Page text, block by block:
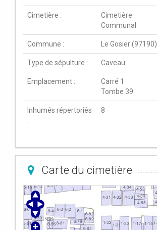
Cimetière :
Cimetière
Communal
Commune : Le Gosier (97190)
Type de sépulture : Caveau
Emplacement :
Carré 1
Tombe 39
Inhumés répertoriés
:
8
Carte du cimetière